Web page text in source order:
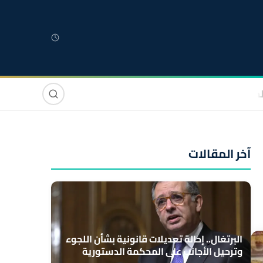
صوت وصورة
آخر المقالات
البرتغال.. إحالة تعديلات قانونية بشأن اللجوء
وترحيل الأجانب على المحكمة الدستورية